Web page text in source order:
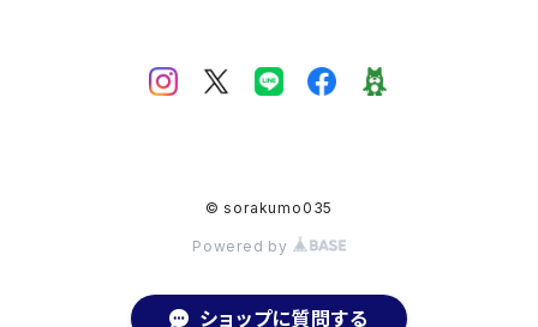
ホワイトラブラドライト
© sorakumo035
Powered by
ショップに質問する